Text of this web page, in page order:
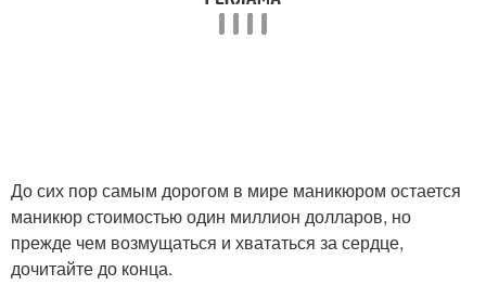
До сих пор самым дорогом в мире маникюром остается
маникюр стоимостью один миллион долларов, но
прежде чем возмущаться и хвататься за сердце,
дочитайте до конца.